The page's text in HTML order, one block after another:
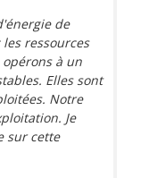
de
ressources
à un
Elles sont
Notre
Je
sur cette